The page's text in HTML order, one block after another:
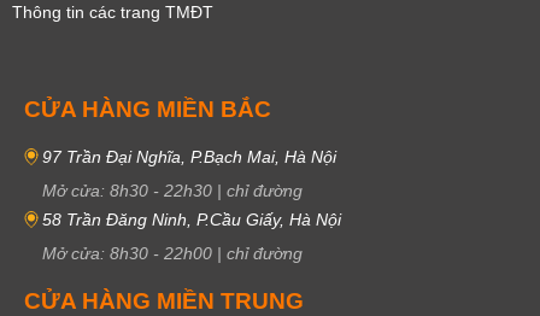
Thông tin các trang TMĐT
CỬA HÀNG MIỀN BẮC
97 Trần Đại Nghĩa, P.Bạch Mai, Hà Nội
Mở cửa: 8h30 - 22h30 | chỉ đường
58 Trần Đăng Ninh, P.Cầu Giấy, Hà Nội
Mở cửa: 8h30 - 22h00 | chỉ đường
CỬA HÀNG MIỀN TRUNG